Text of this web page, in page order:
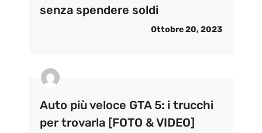
senza spendere soldi
Ottobre 20, 2023
Auto più veloce GTA 5: i trucchi
per trovarla [FOTO & VIDEO]